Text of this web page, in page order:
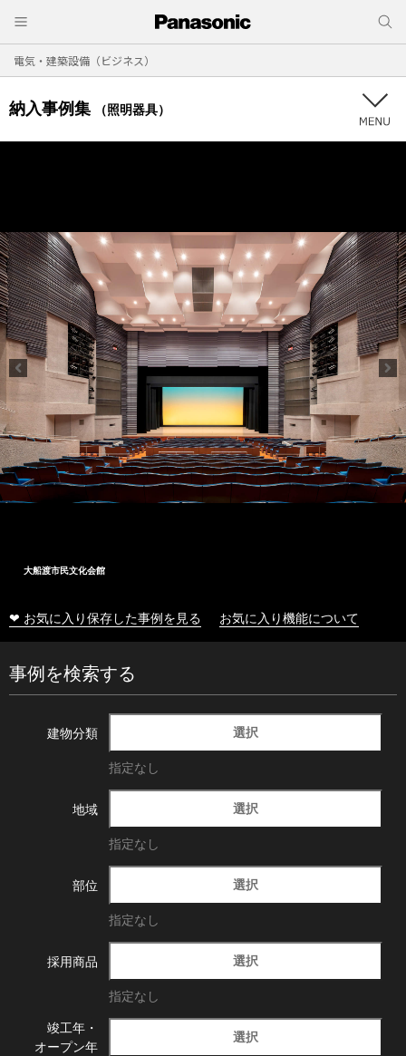
電気・建築設備（ビジネス）
納入事例集 （照明器具）
大船渡市民文化会館
❤ お気に入り保存した事例を見る お気に入り機能について
事例を検索する
建物分類 選択
指定なし
地域 選択
指定なし
部位 選択
指定なし
採用商品 選択
指定なし
竣工年・
オープン年
選択